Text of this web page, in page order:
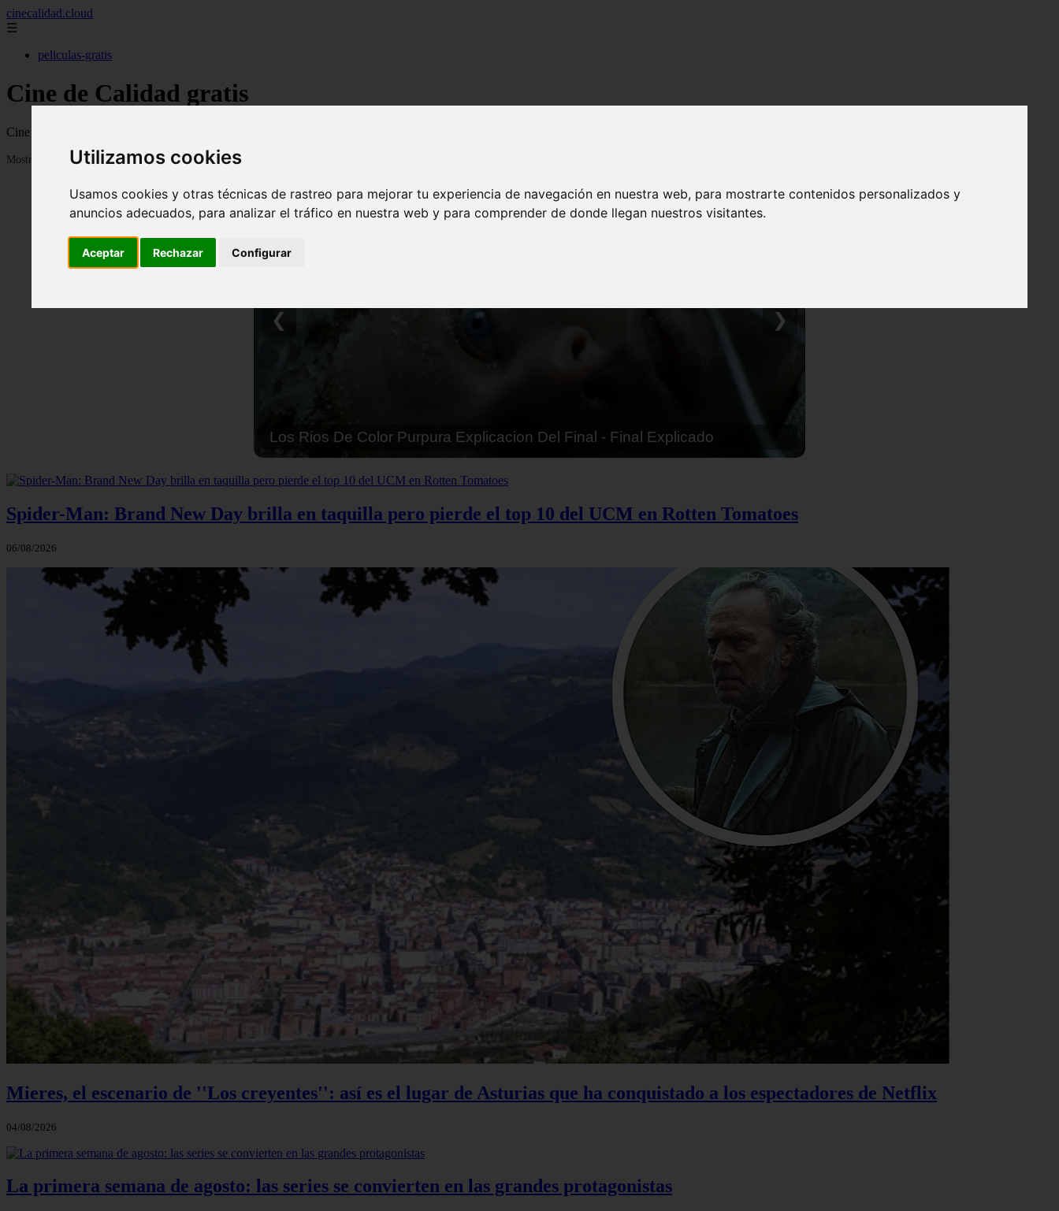
Utilizamos cookies
Usamos cookies y otras técnicas de rastreo para mejorar tu experiencia de navegación en nuestra web, para mostrarte contenidos personalizados y
anuncios adecuados, para analizar el tráfico en nuestra web y para comprender de donde llegan nuestros visitantes.
Aceptar Rechazar Configurar
cinecalidad.cloud
☰
peliculas-gratis
Cine de Calidad gratis
Cine de calidad con películas antiguas o clásicas de calidad para ver gratis y legalmente en Youtube o Archive
Mostrando 1 - 24 de 1844 artículos
Solo Las Bestias - Final Explicado
❮ ❯
Spider-Man: Brand New Day brilla en taquilla pero pierde el top 10 del UCM en Rotten Tomatoes
06/08/2026
Mieres, el escenario de ''Los creyentes'': así es el lugar de Asturias que ha conquistado a los espectadores de Netflix
04/08/2026
La primera semana de agosto: las series se convierten en las grandes protagonistas